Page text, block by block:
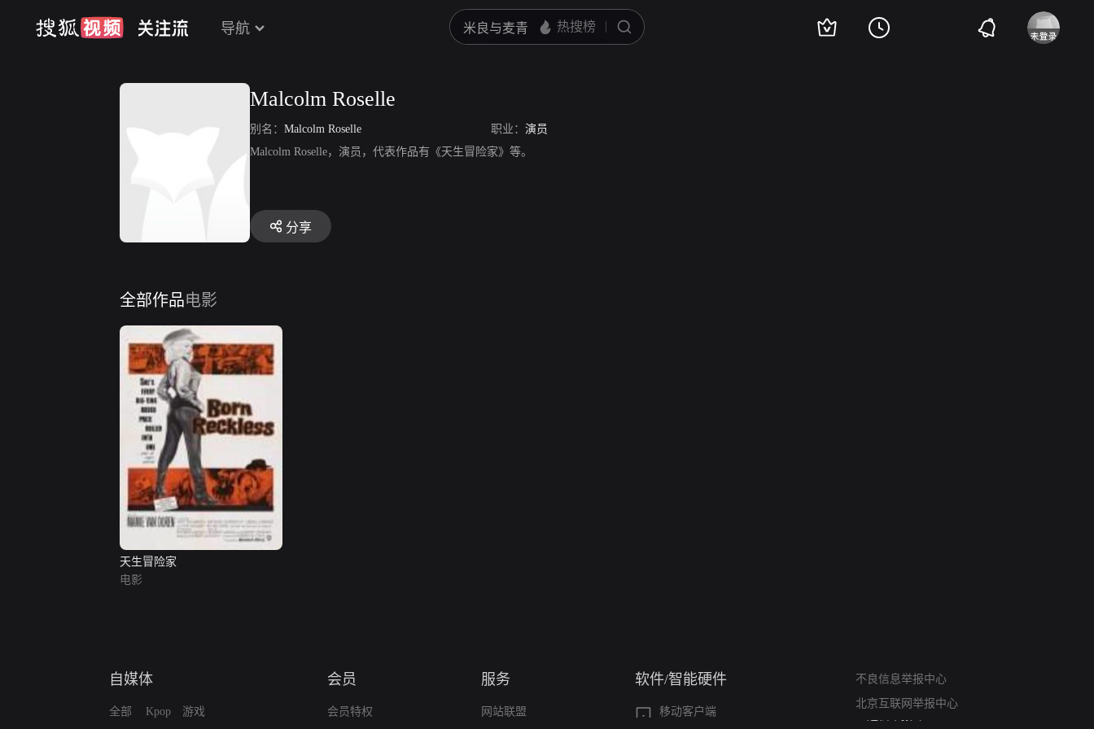
导航
Malcolm Roselle
别名： Malcolm Roselle 职业： 演员
Malcolm Roselle，演员，代表作品有《天生冒险家》等。
分享
全部作品电影
天生冒险家
电影
自媒体
全部 Kpop 游戏
会员
会员特权
服务
网站联盟
软件/智能硬件
移动客户端
不良信息举报中心
北京互联网举报中心
亚运会举报专区